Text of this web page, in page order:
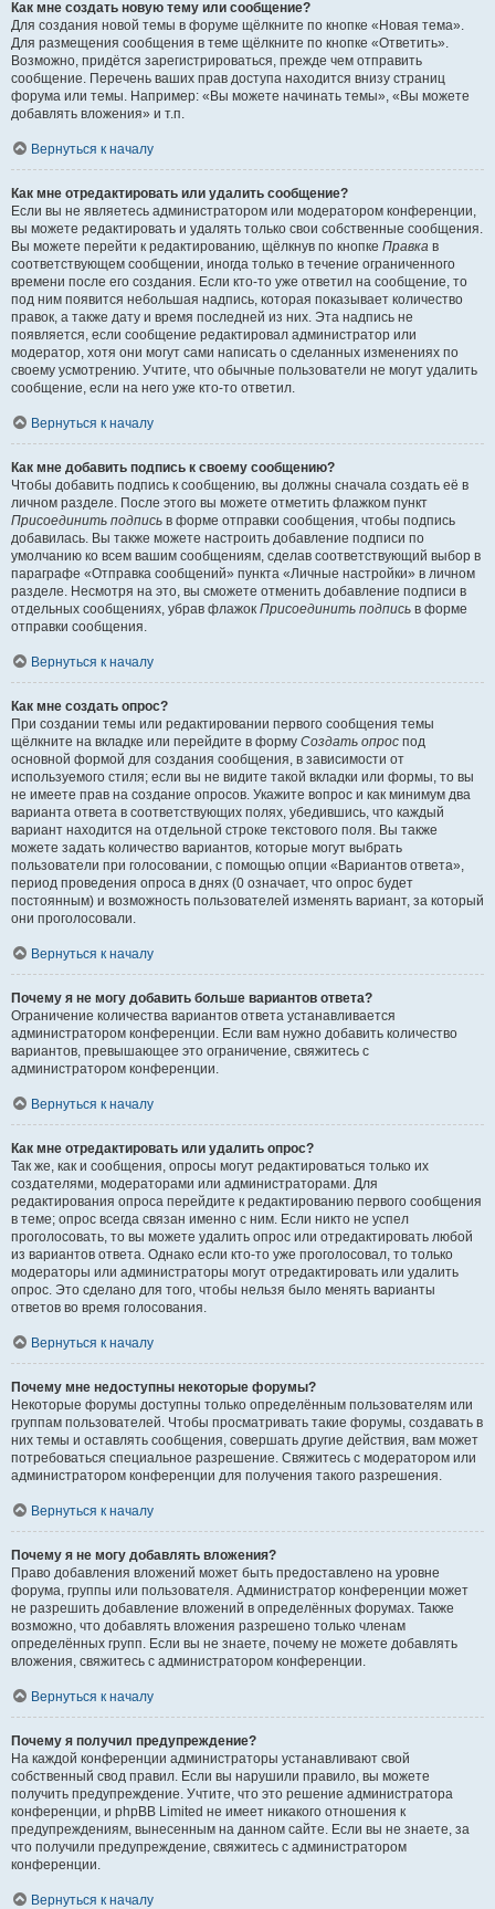
Как мне создать новую тему или сообщение?
Для создания новой темы в форуме щёлкните по кнопке «Новая тема».
Для размещения сообщения в теме щёлкните по кнопке «Ответить».
Возможно, придётся зарегистрироваться, прежде чем отправить
сообщение. Перечень ваших прав доступа находится внизу страниц
форума или темы. Например: «Вы можете начинать темы», «Вы можете
добавлять вложения» и т.п.
Вернуться к началу
Как мне отредактировать или удалить сообщение?
Если вы не являетесь администратором или модератором конференции,
вы можете редактировать и удалять только свои собственные сообщения.
Вы можете перейти к редактированию, щёлкнув по кнопке Правка в
соответствующем сообщении, иногда только в течение ограниченного
времени после его создания. Если кто-то уже ответил на сообщение, то
под ним появится небольшая надпись, которая показывает количество
правок, а также дату и время последней из них. Эта надпись не
появляется, если сообщение редактировал администратор или
модератор, хотя они могут сами написать о сделанных изменениях по
своему усмотрению. Учтите, что обычные пользователи не могут удалить
сообщение, если на него уже кто-то ответил.
Вернуться к началу
Как мне добавить подпись к своему сообщению?
Чтобы добавить подпись к сообщению, вы должны сначала создать её в
личном разделе. После этого вы можете отметить флажком пункт
Присоединить подпись в форме отправки сообщения, чтобы подпись
добавилась. Вы также можете настроить добавление подписи по
умолчанию ко всем вашим сообщениям, сделав соответствующий выбор в
параграфе «Отправка сообщений» пункта «Личные настройки» в личном
разделе. Несмотря на это, вы сможете отменить добавление подписи в
отдельных сообщениях, убрав флажок Присоединить подпись в форме
отправки сообщения.
Вернуться к началу
Как мне создать опрос?
При создании темы или редактировании первого сообщения темы
щёлкните на вкладке или перейдите в форму Создать опрос под
основной формой для создания сообщения, в зависимости от
используемого стиля; если вы не видите такой вкладки или формы, то вы
не имеете прав на создание опросов. Укажите вопрос и как минимум два
варианта ответа в соответствующих полях, убедившись, что каждый
вариант находится на отдельной строке текстового поля. Вы также
можете задать количество вариантов, которые могут выбрать
пользователи при голосовании, с помощью опции «Вариантов ответа»,
период проведения опроса в днях (0 означает, что опрос будет
постоянным) и возможность пользователей изменять вариант, за который
они проголосовали.
Вернуться к началу
Почему я не могу добавить больше вариантов ответа?
Ограничение количества вариантов ответа устанавливается
администратором конференции. Если вам нужно добавить количество
вариантов, превышающее это ограничение, свяжитесь с
администратором конференции.
Вернуться к началу
Как мне отредактировать или удалить опрос?
Так же, как и сообщения, опросы могут редактироваться только их
создателями, модераторами или администраторами. Для
редактирования опроса перейдите к редактированию первого сообщения
в теме; опрос всегда связан именно с ним. Если никто не успел
проголосовать, то вы можете удалить опрос или отредактировать любой
из вариантов ответа. Однако если кто-то уже проголосовал, то только
модераторы или администраторы могут отредактировать или удалить
опрос. Это сделано для того, чтобы нельзя было менять варианты
ответов во время голосования.
Вернуться к началу
Почему мне недоступны некоторые форумы?
Некоторые форумы доступны только определённым пользователям или
группам пользователей. Чтобы просматривать такие форумы, создавать в
них темы и оставлять сообщения, совершать другие действия, вам может
потребоваться специальное разрешение. Свяжитесь с модератором или
администратором конференции для получения такого разрешения.
Вернуться к началу
Почему я не могу добавлять вложения?
Право добавления вложений может быть предоставлено на уровне
форума, группы или пользователя. Администратор конференции может
не разрешить добавление вложений в определённых форумах. Также
возможно, что добавлять вложения разрешено только членам
определённых групп. Если вы не знаете, почему не можете добавлять
вложения, свяжитесь с администратором конференции.
Вернуться к началу
Почему я получил предупреждение?
На каждой конференции администраторы устанавливают свой
собственный свод правил. Если вы нарушили правило, вы можете
получить предупреждение. Учтите, что это решение администратора
конференции, и phpBB Limited не имеет никакого отношения к
предупреждениям, вынесенным на данном сайте. Если вы не знаете, за
что получили предупреждение, свяжитесь с администратором
конференции.
Вернуться к началу